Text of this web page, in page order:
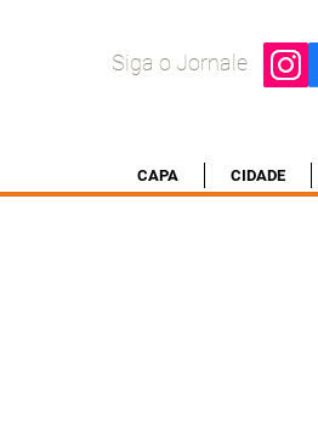
Siga o Jornale
CAPA CIDADE